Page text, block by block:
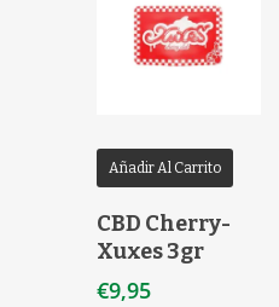
Añadir Al Carrito
CBD Cherry-
Xuxes 3gr
€9,95